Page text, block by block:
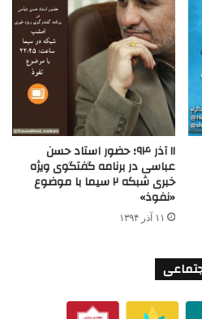
۱۱ آذر ۹۴؛ حضور استاد حسن
عباسی در برنامه گفتگوی ویژه
خبری شبکه ۲ سیما با موضوع
«نفوذ»
۱۱ آذر ۱۳۹۴